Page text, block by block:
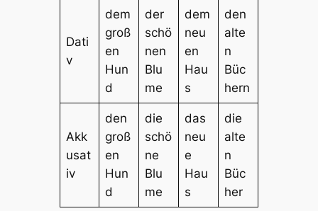
Dati
v
dem
groß
en
Hun
d
der
schö
nen
Blu
me
dem
neu
en
Hau
s
den
alte
n
Büc
hern
Akk
usat
iv
den
groß
en
Hun
d
die
schö
ne
Blu
me
das
neu
e
Hau
s
die
alte
n
Büc
her